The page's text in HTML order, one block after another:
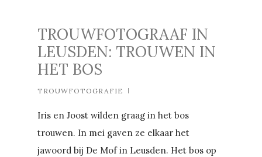
TROUWFOTOGRAAF IN
LEUSDEN: TROUWEN IN
HET BOS
TROUWFOTOGRAFIE
Iris en Joost wilden graag in het bos
trouwen. In mei gaven ze elkaar het
jawoord bij De Mof in Leusden. Het bos op